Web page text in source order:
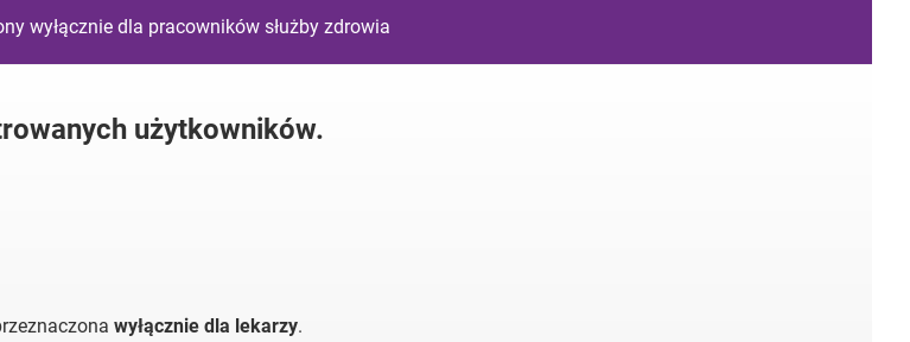
wyłącznie dla pracowników służby zdrowia
użytkowników.
wyłącznie dla lekarzy.